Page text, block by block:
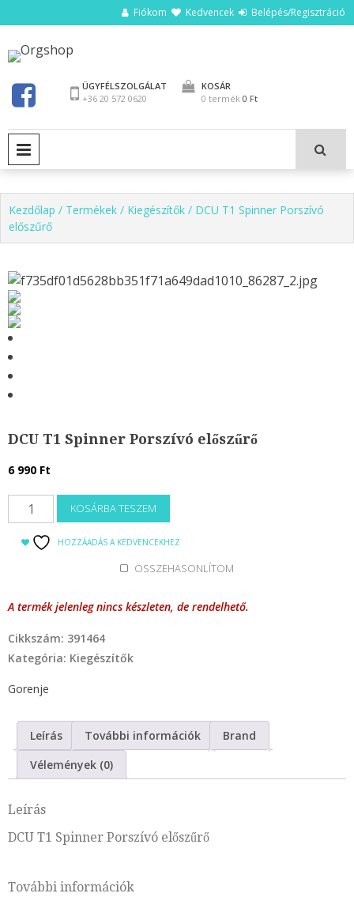
a
tartalomhoz
Fiókom Kedvencek Belépés/Regisztráció
ÜGYFÉLSZOLGÁLAT
+36 20 572 0620
KOSÁR
0 termék 0 Ft
Háztartási kisgép
Asztaligrill
Gőz felmosó
Húsdaráló
Jégkészítő gép
Joghurtkészítő gép
Kenyérsütő gép
Levegő párásító
Mixerek, Aprítók, Robotgépek
Páramentesítő
Kezdőlap / Termékek / Kiegészítők / DCU T1 Spinner Porszívó
előszűrő
DCU T1 Spinner Porszívó előszűrő
6 990 Ft
DCU
T1
Spinner
mennyiség
KOSÁRBA TESZEM
HOZZÁADÁS A KEDVENCEKHEZ
ÖSSZEHASONLÍTOM
A termék jelenleg nincs készleten, de rendelhető.
Cikkszám: 391464
Kategória: Kiegészítők
Gorenje
Leírás További információk
Brand
Vélemények (0)
Leírás
DCU T1 Spinner Porszívó előszűrő
További információk